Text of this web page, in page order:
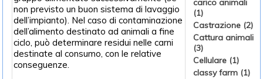
non previsto un buon sistema di lavaggio
dell’impianto). Nel caso di contaminazione
dell’alimento destinato ad animali a fine
ciclo, può determinare residui nelle carni
destinate al consumo, con le relative
conseguenze.
carico animali
(1)
Castrazione (2)
Cattura animali
(3)
Cellulare (1)
classy farm (1)